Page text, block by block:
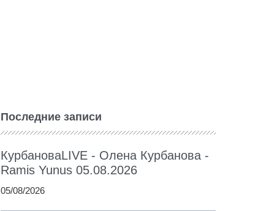
Последние записи
КурбановаLIVE - Олена Курбанова -
Ramis Yunus 05.08.2026
05/08/2026